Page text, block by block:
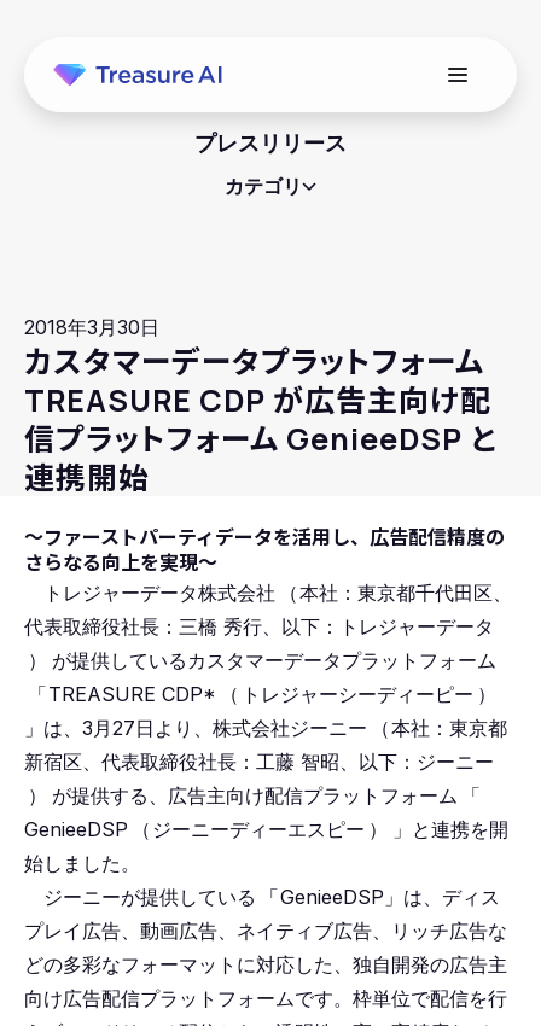
プレスリリース
カテゴリ
2018年3月30日
カスタマーデータプラットフォーム
TREASURE CDP が広告主向け配
信プラットフォーム GenieeDSP と
連携開始
～ファーストパーティデータを活用し、広告配信精度の
さらなる向上を実現～
トレジャーデータ株式会社 （本社：東京都千代田区、
代表取締役社長：三橋 秀行、以下：トレジャーデータ
）
が提供しているカスタマーデータプラットフォーム
「TREASURE CDP* （ トレジャーシーディーピー ）
」は、3月27日より、株式会社ジーニー
（本社：東京都
新宿区、代表取締役社長：工藤 智昭、以下：ジーニー
）
が提供する、広告主向け配信プラットフォーム
「
GenieeDSP
（ ジーニーディーエスピー ）
」と連携を開
始しました。
ジーニーが提供している
「GenieeDSP」は、ディス
プレイ広告、動画広告、ネイティブ広告、リッチ広告な
どの多彩なフォーマットに対応した、独自開発の広告主
向け広告配信プラットフォームです。枠単位で配信を行